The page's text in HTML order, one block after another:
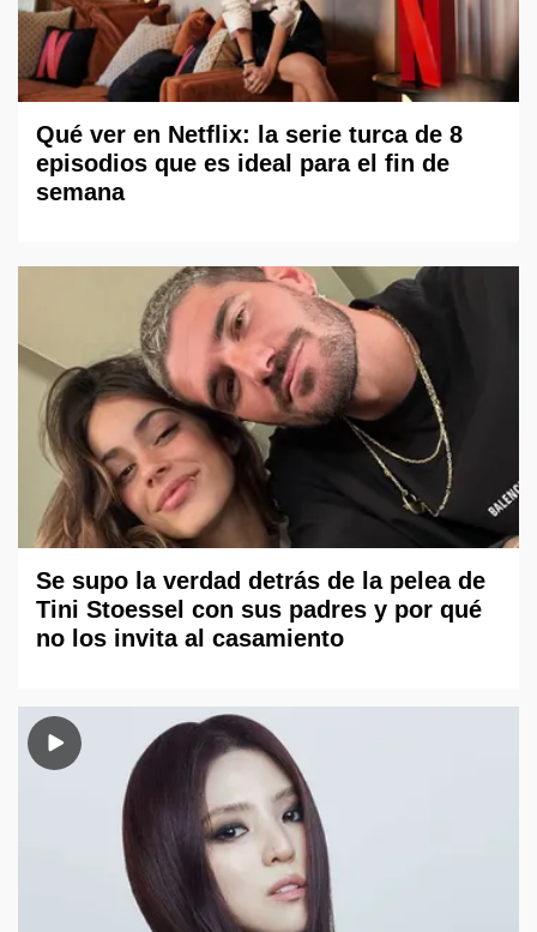
Qué ver en Netflix: la serie turca de 8
episodios que es ideal para el fin de
semana
Se supo la verdad detrás de la pelea de
Tini Stoessel con sus padres y por qué
no los invita al casamiento